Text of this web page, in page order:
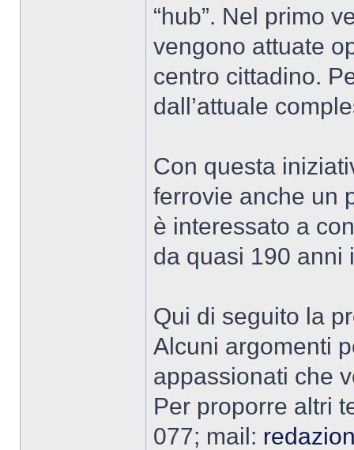
“hub”. Nel primo
vengono attuate
centro cittadino.
dall’attuale
Con questa
ferrovie anche un
è interessato a
da quasi 190 anni
Qui di seguito la
Alcuni argomenti
appassionati che
Per proporre altri
077; mail: